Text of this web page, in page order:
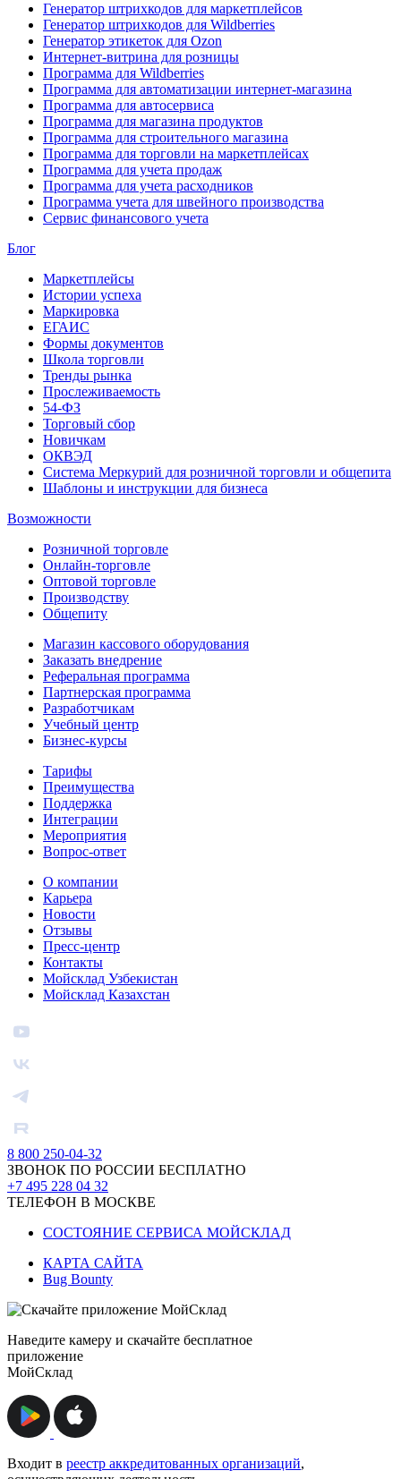
Генератор штрихкодов для маркетплейсов
Генератор штрихкодов для Wildberries
Генератор этикеток для Ozon
Интернет-витрина для розницы
Программа для Wildberries
Программа для автоматизации интернет-магазина
Программа для автосервиса
Программа для магазина продуктов
Программа для строительного магазина
Программа для торговли на маркетплейсах
Программа для учета продаж
Программа для учета расходников
Программа учета для швейного производства
Сервис финансового учета
Блог
Маркетплейсы
Истории успеха
Маркировка
ЕГАИС
Формы документов
Школа торговли
Тренды рынка
Прослеживаемость
54-ФЗ
Торговый сбор
Новичкам
ОКВЭД
Система Меркурий для розничной торговли и общепита
Шаблоны и инструкции для бизнеса
Возможности
Розничной торговле
Онлайн-торговле
Оптовой торговле
Производству
Общепиту
Магазин кассового оборудования
Заказать внедрение
Реферальная программа
Партнерская программа
Разработчикам
Учебный центр
Бизнес‑курсы
Тарифы
Преимущества
Поддержка
Интеграции
Мероприятия
Вопрос-ответ
О компании
Карьера
Новости
Отзывы
Пресс-центр
Контакты
Мойсклад Узбекистан
Мойсклад Казахстан
8 800 250-04-32
ЗВОНОК ПО РОССИИ БЕСПЛАТНО
+7 495 228 04 32
ТЕЛЕФОН В МОСКВЕ
СОСТОЯНИЕ СЕРВИСА МОЙСКЛАД
КАРТА САЙТА
Bug Bounty
Наведите камеру и скачайте бесплатное
приложение
МойСклад
Входит в реестр аккредитованных организаций,